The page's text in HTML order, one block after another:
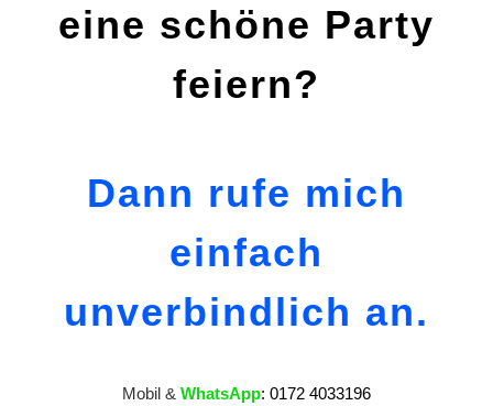
eine schöne Party
feiern?
Dann rufe mich
einfach
unverbindlich an.
Mobil & WhatsApp: 0172 4033196